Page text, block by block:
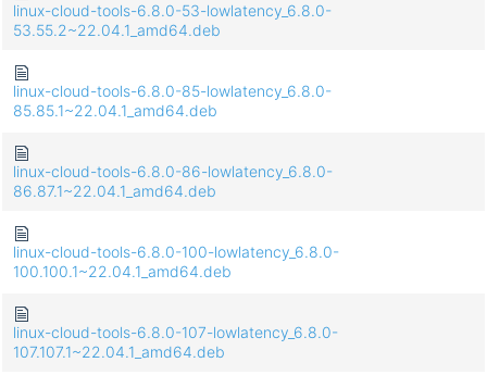
linux-cloud-tools-6.8.0-53-lowlatency_6.8.0-
53.55.2~22.04.1_amd64.deb
linux-cloud-tools-6.8.0-85-lowlatency_6.8.0-
85.85.1~22.04.1_amd64.deb
linux-cloud-tools-6.8.0-86-lowlatency_6.8.0-
86.87.1~22.04.1_amd64.deb
linux-cloud-tools-6.8.0-100-lowlatency_6.8.0-
100.100.1~22.04.1_amd64.deb
linux-cloud-tools-6.8.0-107-lowlatency_6.8.0-
107.107.1~22.04.1_amd64.deb